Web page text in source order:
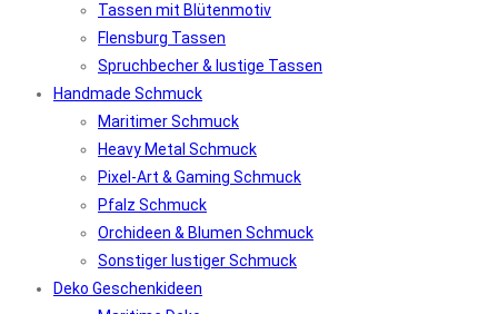
Tassen mit Blütenmotiv
Flensburg Tassen
Spruchbecher & lustige Tassen
Handmade Schmuck
Maritimer Schmuck
Heavy Metal Schmuck
Pixel-Art & Gaming Schmuck
Pfalz Schmuck
Orchideen & Blumen Schmuck
Sonstiger lustiger Schmuck
Deko Geschenkideen